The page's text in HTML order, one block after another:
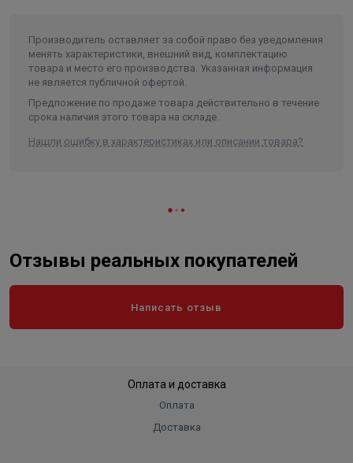
Производитель оставляет за собой право без уведомления
менять характеристики, внешний вид, комплектацию
товара и место его производства. Указанная информация
не является публичной офертой.
Предложение по продаже товара действительно в течение
срока наличия этого товара на складе.
Нашли ошибку в характеристиках или описании товара?
Отзывы реальных покупателей
Написать отзыв
Оплата и доставка
Оплата
Доставка